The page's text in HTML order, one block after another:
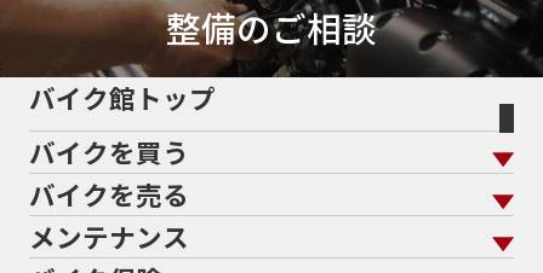
整備のご相談
バイク館トップ
バイクを買う
バイクを買う トップ
バイクを探す
走行距離から探す
バイクを売る
バイクを売る トップ
メンテナンス